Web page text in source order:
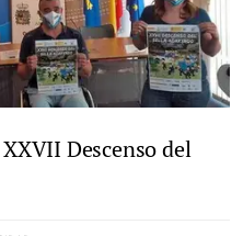
Descenso del